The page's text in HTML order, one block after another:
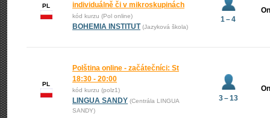
PL
individuálně či v mikroskupinách
kód kurzu (Pol online)
BOHEMIA INSTITUT (Jazyková škola)
1 – 4
PL
Polština online - začátečníci: St
18:30 - 20:00
kód kurzu (polz1)
LINGUA SANDY (Centrála LINGUA
SANDY)
3 – 13